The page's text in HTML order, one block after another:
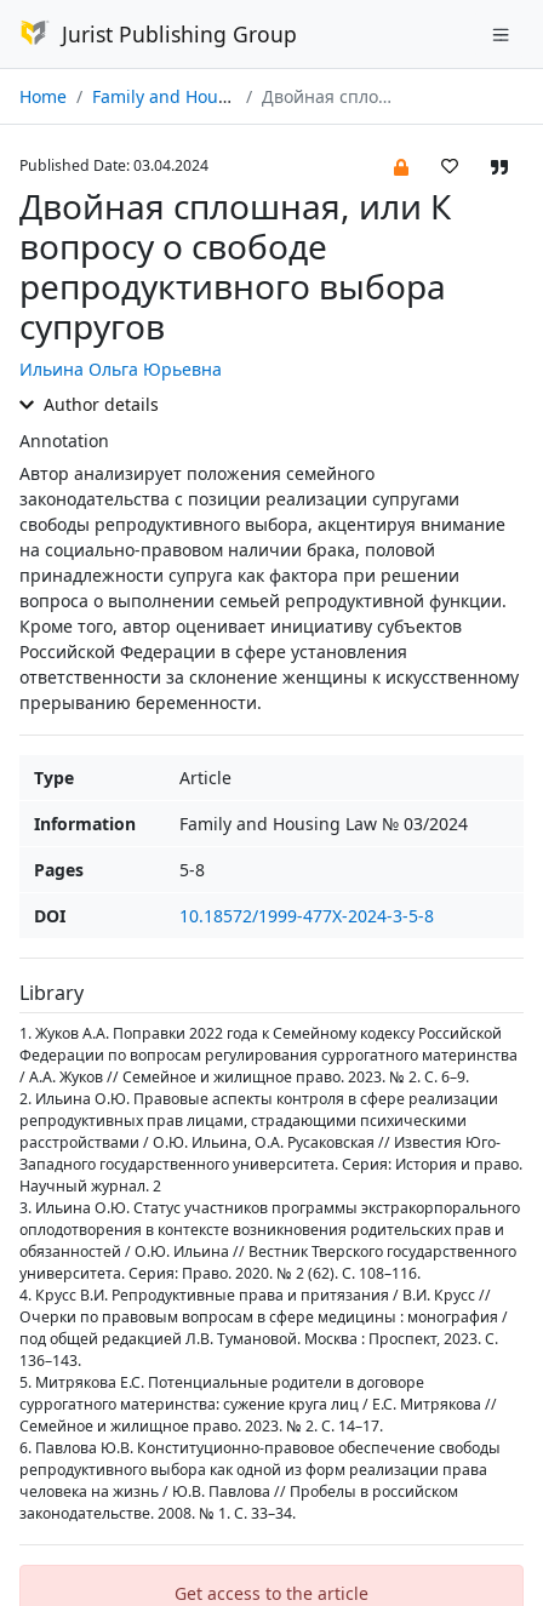
Jurist Publishing Group
Home Family and Housing Law № 03/2024 Двойная сплошная, или К вопросу о свободе репродуктивного выбора супругов
Published Date: 03.04.2024
Двойная сплошная, или К
вопросу о свободе
репродуктивного выбора
супругов
Ильина Ольга Юрьевна
Author details
Annotation
Автор анализирует положения семейного
законодательства с позиции реализации супругами
свободы репродуктивного выбора, акцентируя внимание
на социально-правовом наличии брака, половой
принадлежности супруга как фактора при решении
вопроса о выполнении семьей репродуктивной функции.
Кроме того, автор оценивает инициативу субъектов
Российской Федерации в сфере установления
ответственности за склонение женщины к искусственному
прерыванию беременности.
Type
Article
Information
Family and Housing Law № 03/2024
Pages
5-8
DOI
10.18572/1999-477X-2024-3-5-8
Library
1. Жуков А.А. Поправки 2022 года к Семейному кодексу Российской
Федерации по вопросам регулирования суррогатного материнства
/ А.А. Жуков // Семейное и жилищное право. 2023. № 2. С. 6–9.
2. Ильина О.Ю. Правовые аспекты контроля в сфере реализации
репродуктивных прав лицами, страдающими психическими
расстройствами / О.Ю. Ильина, О.А. Русаковская // Известия Юго-
Западного государственного университета. Серия: История и право.
Научный журнал. 2
3. Ильина О.Ю. Статус участников программы экстракорпорального
оплодотворения в контексте возникновения родительских прав и
обязанностей / О.Ю. Ильина // Вестник Тверского государственного
университета. Серия: Право. 2020. № 2 (62). С. 108–116.
4. Крусс В.И. Репродуктивные права и притязания / В.И. Крусс //
Очерки по правовым вопросам в сфере медицины : монография /
под общей редакцией Л.В. Тумановой. Москва : Проспект, 2023. С.
136–143.
5. Митрякова Е.С. Потенциальные родители в договоре
суррогатного материнства: сужение круга лиц / Е.С. Митрякова //
Семейное и жилищное право. 2023. № 2. С. 14–17.
6. Павлова Ю.В. Конституционно-правовое обеспечение свободы
репродуктивного выбора как одной из форм реализации права
человека на жизнь / Ю.В. Павлова // Пробелы в российском
законодательстве. 2008. № 1. С. 33–34.
Get access to the article